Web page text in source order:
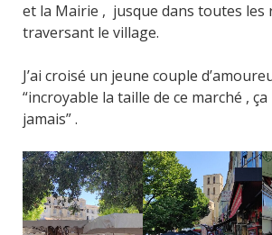
et la Mairie , jusque dans toutes les
traversant le village.
J’ai croisé un jeune couple
“incroyable la taille de ce marché , ça
jamais” .